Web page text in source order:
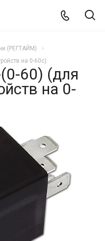
(РЕГТАЙМ)
на 0-60с)
60) (для
на 0-